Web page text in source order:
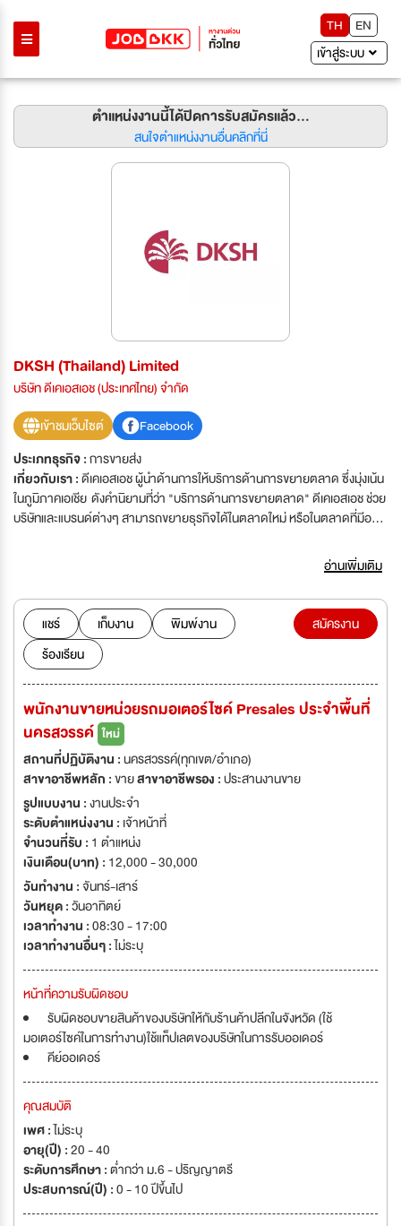
TH
EN
เข้าสู่ระบบ
ตำแหน่งงานนี้ได้ปิดการรับสมัครแล้ว...
สนใจตำแหน่งงานอื่นคลิกที่นี่
DKSH (Thailand) Limited
บริษัท ดีเคเอสเอช (ประเทศไทย) จำกัด
เข้าชมเว็บไซต์
Facebook
ประเภทธุรกิจ :การขายส่ง
เกี่ยวกับเรา :ดีเคเอสเอช ผู้นำด้านการให้บริการด้านการขยายตลาด ซึ่งมุ่งเน้น
ในภูมิภาคเอเชีย ดังคำนิยามที่ว่า "บริการด้านการขยายตลาด" ดีเคเอสเอช ช่วย
บริษัทและแบรนด์ต่างๆ สามารถขยายธุรกิจได้ในตลาดใหม่ หรือในตลาดที่มีอยู่
พ.ศ. 2555 เป็นบริษัทระดับโลก มีสำนักงานใหญ่ตั้งอยู่ในเมืองซูริค พร้อมทั้งมี
สำนักงานสาขา 825 แห่งใน 37 ประเทศ โดย 800 แห่งอยู่ในเอเชีย มีพนักงานผู้
เชี่ยวชาญกว่า 31,970 ราย ดีเคเอสเอช มียอดขายสุทธิในปีพ.ศ. 2560 จำนวน
11.0 พันล้านฟรังก์สวิส ดีเคเอสเอช ให้บริการที่สอดคล้องกับความต้องการของ
บริษัทคู่ค้า ตั้งแต่การจัดหาแหล่งผลิต การตลาด การขาย การกระจายสินค้าและ
การให้บริการหลังการขายผลิตภัณฑ์ นอกจากจะมอบความรู้ความชำนาญ และ
ระบบโลจิสติกส์ในพื้นที่ปฏิบัติการนั้นให้กับหุ้นส่วนทางธุรกิจด้วยเครือข่ายที่
ครอบคลุมและโดดเด่นไม่เหมือนใคร ทั้งในด้านขนาดและความซับซ้อน หน่วย
ธุรกิจหลักของบริษัทประกอบไปด้วย ผลิตภัณฑ์อุปโภคบริโภค ผลิตภัณฑ์เพื่อ
สุขภาพ ผลิตภัณฑ์และวัตถุดิบอุตสาหกรรม และเทคโนโลยี ซึ่งสะท้อนให้เห็นถึง
ความเป็นผู้เชี่ยวชาญในธุรกิจนั้น ดีเคเอสเอช ก่อตั้งเมื่อปีพ.ศ. 2408 ด้วยการ
สืบทอดวัฒนธรรมอันแข็งแกร่งแบบสวิส บริษัทมีประวัติอันยาวนานในการดำเนิน
ธุรกิจในภูมิภาคเอเชีย ทำให้สามารถหยั่งรากลึกอยู่ในชุมชนและธุรกิจทั่วทั้งเอเชีย
แปซิฟิกได้เป็นอย่างดี บริษัท ดีเคเอสเอช (ประเทศไทย) จำกัด แบ่งการให้บริการ
ออกเป็น 4 หน่วยธุรกิจตามความเชี่ยวชาญเฉพาะด้านได้แก่ หน่วยธุรกิจ
ผลิตภัณฑ์อุปโภคบริโภค (Consumer Goods) หน่วยธุรกิจผลิตภัณฑ์เพื่อ
สุขภาพ (Healthcare) หน่วยธุรกิจผลิตภัณฑ์และวัตถุดิบอุตสาหกรรม
(Performance Materials) หน่วยธุรกิจเทคโนโลยี (Technology) และฝ่าย
บริหารงานส่วนกลาง (Central Service)
อ่านเพิ่มเติม
แชร์ เก็บงาน
พิมพ์งาน
ร้องเรียน
สมัครงาน
พนักงานขายหน่วยรถมอเตอร์ไซค์ Presales ประจำพื้นที่
นครสวรรค์ ใหม่
สถานที่ปฏิบัติงาน :นครสวรรค์(ทุกเขต/อำเภอ)
สาขาอาชีพหลัก :ขายสาขาอาชีพรอง :ประสานงานขาย
รูปแบบงาน :งานประจำ
ระดับตำแหน่งงาน : เจ้าหน้าที่
จำนวนที่รับ : 1 ตำแหน่ง
เงินเดือน(บาท) : 12,000 - 30,000
วันทำงาน :จันทร์-เสาร์
วันหยุด :วันอาทิตย์
เวลาทำงาน :08:30 - 17:00
เวลาทำงานอื่นๆ :ไม่ระบุ
หน้าที่ความรับผิดชอบ
รับผิดชอบขายสินค้าของบริษัทให้กับร้านค้าปลีกในจังหวัด (ใช้
มอเตอร์ไซค์ในการทำงาน)ใช้แท็ปเลตของบริษัทในการรับออเดอร์
คีย์ออเดอร์
คุณสมบัติ
เพศ :ไม่ระบุ
อายุ(ปี) :20 - 40
ระดับการศึกษา :ต่ำกว่า ม.6 - ปริญญาตรี
ประสบการณ์(ปี) :0 - 10 ปีขึ้นไป